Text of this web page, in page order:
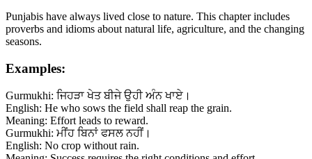
Punjabis have always lived close to nature. This chapter includes
proverbs and idioms about natural life, agriculture, and the changing
seasons.
Examples:
Gurmukhi: ਜਿਹੜਾ ਖੇਤ ਬੀਜੇ ਉਹੀ ਅੰਨ ਖਾਏ।
English: He who sows the field shall reap the grain.
Meaning: Effort leads to reward.
Gurmukhi: ਮੀਂਹ ਬਿਨਾਂ ਫਸਲ ਨਹੀਂ।
English: No crop without rain.